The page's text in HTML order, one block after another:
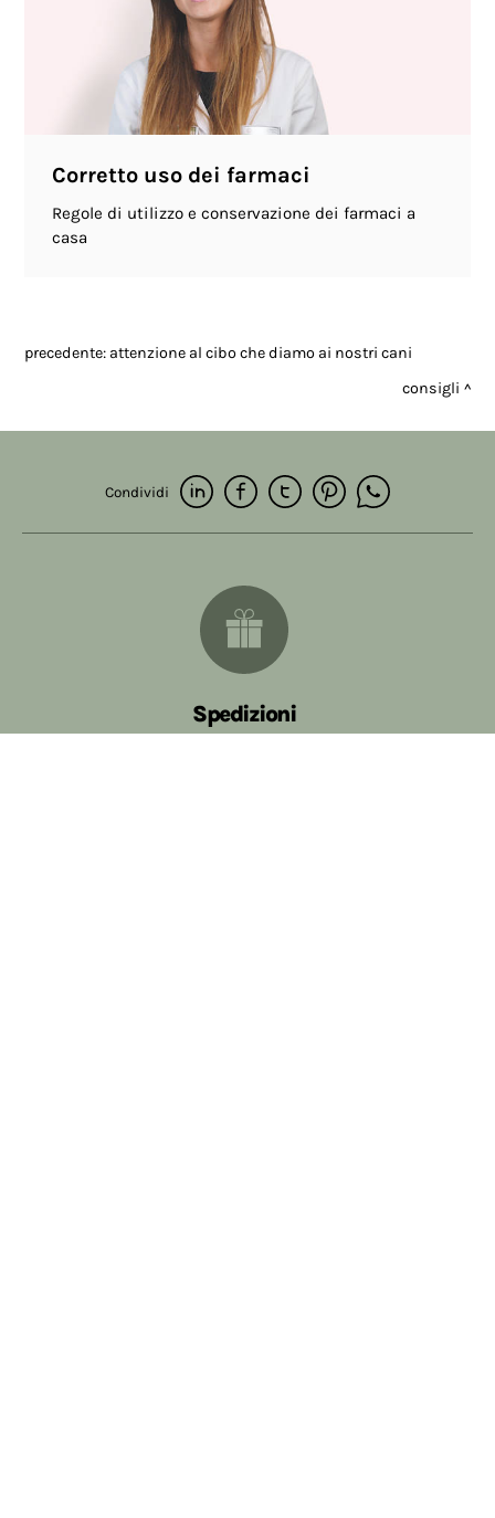
Corretto uso dei farmaci
Regole di utilizzo e conservazione dei farmaci a
casa
precedente: attenzione al cibo che diamo ai nostri cani
consigli
Condividi
Spedizioni